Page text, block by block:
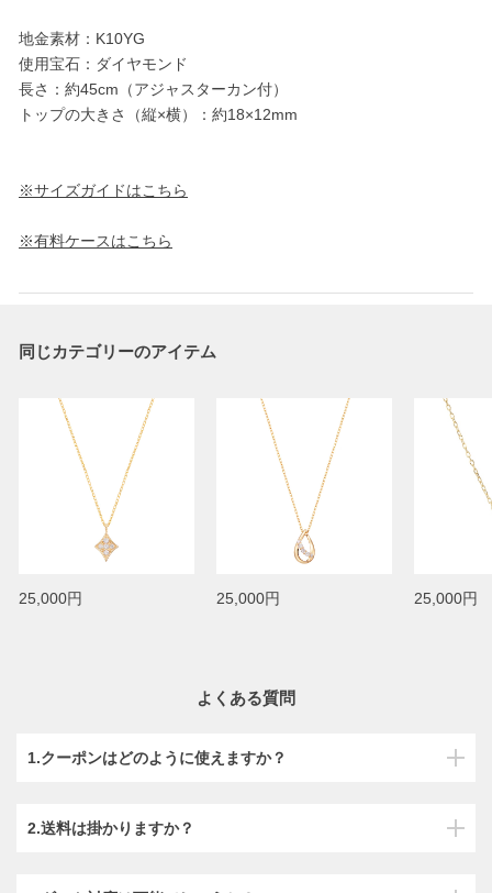
地金素材：K10YG
使用宝石：ダイヤモンド
長さ：約45cm（アジャスターカン付）
トップの大きさ（縦×横）：約18×12mm
※サイズガイドはこちら
※有料ケースはこちら
同じカテゴリーのアイテム
25,000円 25,000円 25,000円
よくある質問
1.クーポンはどのように使えますか？
2.送料は掛かりますか？